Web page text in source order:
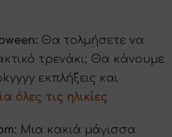
Θα τολμήσετε να
τρενάκι; Θα κάνουμε
εκπλήξεις και
όλες τις ηλικίες
Μια κακιά μάγισσα